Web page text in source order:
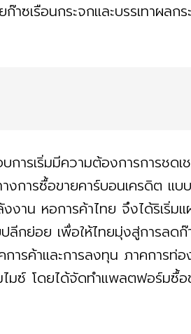
าซเรือนกระจกและบรรเทาผล
การเริ่มมีความต้องการการช
งการซื้อขายคาร์บอนเครดิต แ
งาน หอการค้าไทย จึงได้ริเริ่
ลีกย่อย เพื่อให้ไทยมุ่งสู่การล
ารค้าและการลงทุน ภาคการท่อ
ไมซ์ โดยได้จัดทำแพลตฟอร์มซื้